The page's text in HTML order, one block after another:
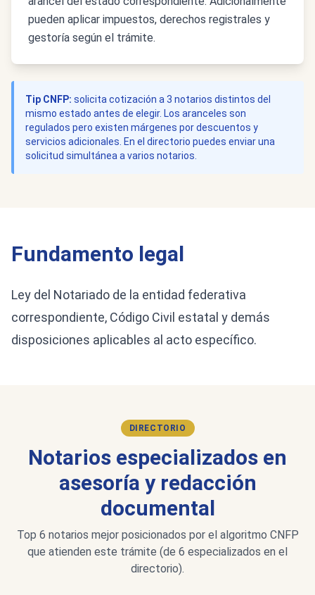
pueden aplicar impuestos, derechos registrales y
gestoría según el trámite.
Tip CNFP: solicita cotización a 3 notarios distintos del
mismo estado antes de elegir. Los aranceles son
regulados pero existen márgenes por descuentos y
servicios adicionales. En el directorio puedes enviar una
solicitud simultánea a varios notarios.
Fundamento legal
Ley del Notariado de la entidad federativa
correspondiente, Código Civil estatal y demás
disposiciones aplicables al acto específico.
DIRECTORIO
Notarios especializados en
asesoría y redacción
documental
Top 6 notarios mejor posicionados por el algoritmo CNFP
que atienden este trámite (de 6 especializados en el
directorio).